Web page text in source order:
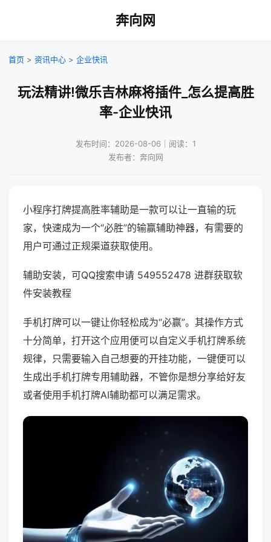
奔向网
首页 > 资讯中心 > 企业快讯
玩法精讲!微乐吉林麻将插件_怎么提高胜
率-企业快讯
发布时间：2026-08-06｜阅读：1
发布者：奔向网
小程序打牌提高胜率辅助是一款可以让一直输的玩
家，快速成为一个“必胜”的输赢辅助神器，有需要的
用户可通过正规渠道获取使用。
辅助安装，可QQ搜索申请 549552478 进群获取软
件安装教程
手机打牌可以一键让你轻松成为“必赢”。其操作方式
十分简单，打开这个应用便可以自定义手机打牌系统
规律，只需要输入自己想要的开挂功能，一键便可以
生成出手机打牌专用辅助器，不管你是想分享给好友
或者使用手机打牌AI辅助都可以满足需求。